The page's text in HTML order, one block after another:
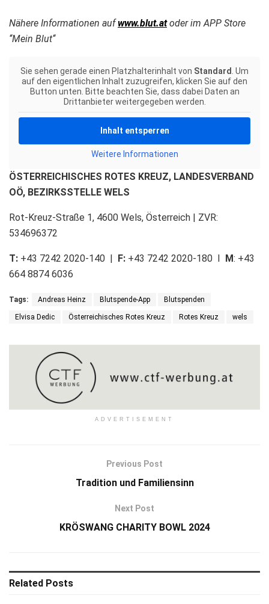
Nähere Informationen aufwww.blut.atoder im APP Store
‘‘Mein Blut‘‘
Sie sehen gerade einen Platzhalterinhalt von Standard. Um
auf den eigentlichen Inhalt zuzugreifen, klicken Sie auf den
Button unten. Bitte beachten Sie, dass dabei Daten an
Drittanbieter weitergegeben werden.
Inhalt entsperren
Weitere Informationen
ÖSTERREICHISCHES ROTES KREUZ, LANDESVERBAND
OÖ, BEZIRKSSTELLE WELS
Rot-Kreuz-Straße 1, 4600 Wels, Österreich | ZVR:
534696372
T: +43 7242 2020-140 | F: +43 7242 2020-180 I M: +43
664 8874 6036
Tags: Andreas Heinz Blutspende-App Blutspenden
Elvisa Dedic Österreichisches Rotes Kreuz Rotes Kreuz wels
ADVERTISEMENT
Previous Post
Tradition und Familiensinn
Next Post
KRÖSWANG CHARITY BOWL 2024
Related Posts